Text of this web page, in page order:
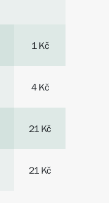
1 Kč
4 Kč
21 Kč
21 Kč